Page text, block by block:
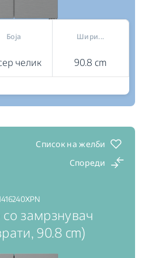
Боја
челик
Шири...
90.8 cm
низок шум
поглед на внатрешноста
Список на желби
Спореди
замрзнувач
90.8 cm)